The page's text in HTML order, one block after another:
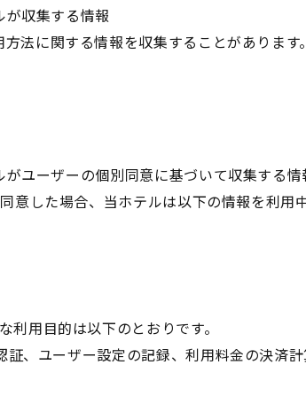
収集する情報
法に関する情報を収集することがありま
ユーザーの個別同意に基づいて収集する情
意した場合、当ホテルは以下の情報を利用
用目的は以下のとおりです。
、ユーザー設定の記録、利用料金の決済